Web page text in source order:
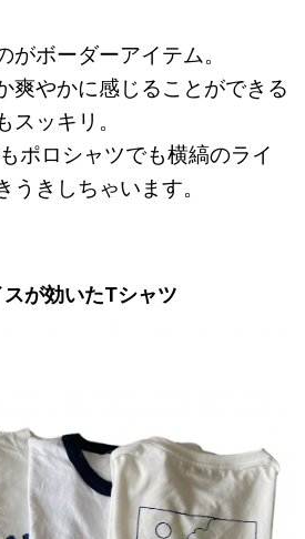
ボーダーアイテム。
爽やかに感じることができる
ッキリ。
ポロシャツでも横縞のライ
きしちゃいます。
が効いたTシャツ